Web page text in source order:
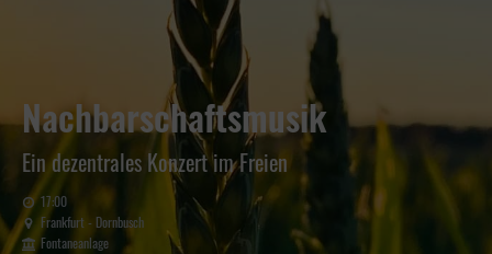
Nachbarschaftsmusik
Ein dezentrales Konzert im Freien
17:00
Frankfurt - Dornbusch
Fontaneanlage